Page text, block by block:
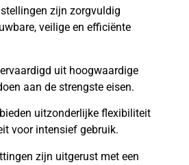
zijn zorgvuldig
veilige en efficiënte
uit hoogwaardige
aan de strengste eisen.
uitzonderlijke flexibiliteit
voor intensief gebruik.
zijn uitgerust met een